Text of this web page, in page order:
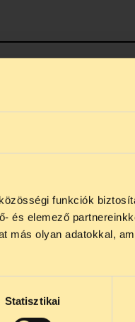
funkciók
és elemező
más olyan adatokkal,
Statisztikai
fogyatékosságom
jogsegélyünk július 27
jogsegély
augusztus